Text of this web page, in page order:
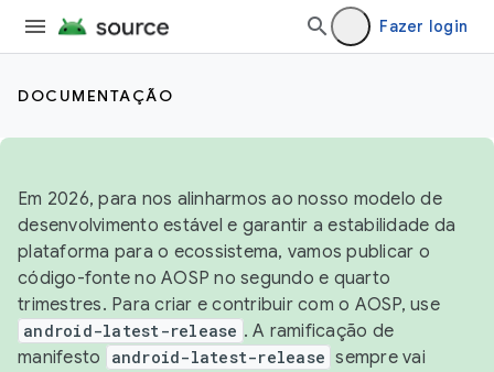
Fazer login
DOCUMENTAÇÃO
Em 2026, para nos alinharmos ao nosso modelo de
desenvolvimento estável e garantir a estabilidade da
plataforma para o ecossistema, vamos publicar o
código-fonte no AOSP no segundo e quarto
trimestres. Para criar e contribuir com o AOSP, use
android-latest-release . A ramificação de
manifesto
android-latest-release sempre vai